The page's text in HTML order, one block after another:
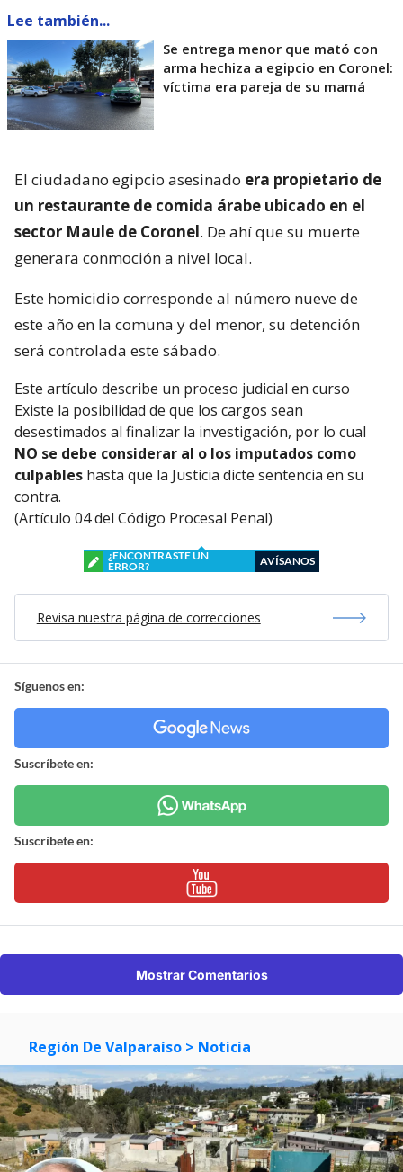
Lee también...
Se entrega menor que mató con
arma hechiza a egipcio en Coronel:
víctima era pareja de su mamá
El ciudadano egipcio asesinado era propietario de
un restaurante de comida árabe ubicado en el
sector Maule de Coronel. De ahí que su muerte
generara conmoción a nivel local.
Este homicidio corresponde al número nueve de
este año en la comuna y del menor, su detención
será controlada este sábado.
Este artículo describe un proceso judicial en curso
Existe la posibilidad de que los cargos sean
desestimados al finalizar la investigación, por lo cual
NO se debe considerar al o los imputados como
culpables hasta que la Justicia dicte sentencia en su
contra.
(Artículo 04 del Código Procesal Penal)
¿ENCONTRASTE UN
ERROR?
AVÍSANOS
Revisa nuestra página de correcciones
Síguenos en:
Suscríbete en:
Suscríbete en:
Mostrar Comentarios
Región De Valparaíso > Noticia